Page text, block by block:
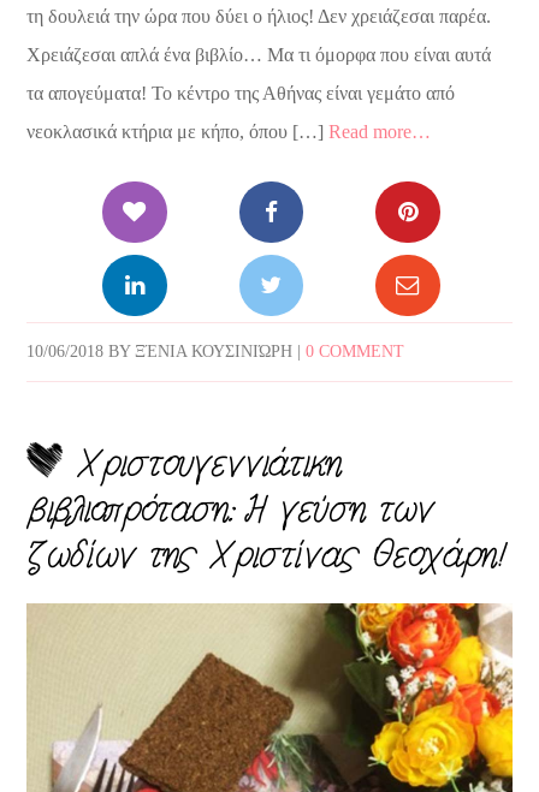
τη δουλειά την ώρα που δύει ο ήλιος! Δεν χρειάζεσαι παρέα.
Χρειάζεσαι απλά ένα βιβλίο… Μα τι όμορφα που είναι αυτά
τα απογεύματα! Το κέντρο της Αθήνας είναι γεμάτο από
νεοκλασικά κτήρια με κήπο, όπου […]Read more…
10/06/2018 BYΞΈΝΙΑ ΚΟΥΣΙΝΙΏΡΗ |0 COMMENT
Χριστουγεννιάτικη
βιβλιοπρόταση: Η γεύση των
ζωδίων της Χριστίνας Θεοχάρη!